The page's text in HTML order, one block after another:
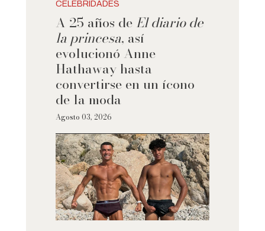
CELEBRIDADES
A 25 años de El diario de
la princesa, así
evolucionó Anne
Hathaway hasta
convertirse en un ícono
de la moda
Agosto 03, 2026